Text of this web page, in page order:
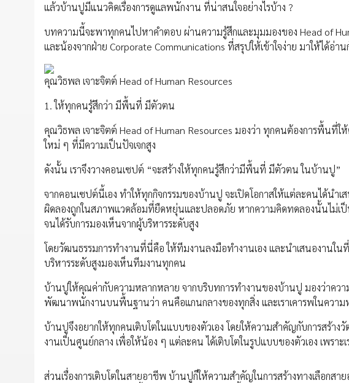
แล้วบ้านปูมีแนวคิดเรื่องการดูแลพนักงาน ที่น่าสนใจอย่างไรบ้าง ?
บทความนี้จะพาทุกคนไปหาคำตอบ ผ่านความรู้สึกและมุมมองของ Head of
และน้องจากฝ่าย Corporate Communications ที่สรุปให้เข้าใจง่าย มาให้ได้อ่า
คุณวิธพล เจาะจิตต์ Head of Human Resources
1. ให้ทุกคนรู้สึกว่า มีพื้นที่ มีตัวตน
คุณวิธพล เจาะจิตต์ Head of Human Resources มองว่า ทุกคนต้องการพื้นที่ให้
ใหม่ ๆ ที่มีความเป็นปัจเจกสูง
ดังนั้น เราจึงวางคอนเซปต์ “จะสร้างให้ทุกคนรู้สึกว่ามีพื้นที่ มีตัวตน ในบ้านปู”
จากคอนเซปต์นี้เอง ทำให้ทุกกิจกรรมของบ้านปู จะเปิดโอกาสให้แต่ละคนได้นำ
ผิดลองถูกในสภาพแวดล้อมที่ยืดหยุ่นและปลอดภัย หากความคิดทดลองนั้นไม่เป็
จนได้รับการมองเห็นจากผู้บริหารระดับสูง
โดยวัฒนธรรมการทำงานที่นี่คือ ให้ทีมงานลงมือทำงานเอง และนำเสนองานใน
บริหารระดับสูงมองเห็นทีมงานทุกคน
บ้านปูให้คุณค่ากับความหลากหลาย จากบริบทการทำงานของบ้านปู มองว่าควา
พัฒนาพนักงานบนพื้นฐานว่า คนคือแกนกลางของทุกสิ่ง และเราเคารพในควา
บ้านปูจึงอยากให้ทุกคนเติบโตในแบบของตัวเอง โดยให้ความสำคัญกับการสร้าง
งานเป็นศูนย์กลาง เพื่อให้น้อง ๆ แต่ละคน ได้เติบโตในรูปแบบของตัวเอง เพรา
ส่วนเรื่องการเติบโตในสายอาชีพ บ้านปูก็ให้ความสำคัญในการสร้างทางเลือกส